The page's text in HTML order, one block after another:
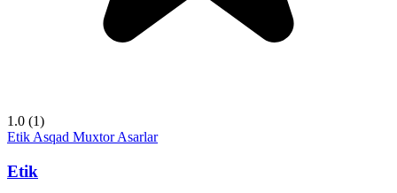
1.0 (1)
Etik Asqad Muxtor Asarlar
Etik